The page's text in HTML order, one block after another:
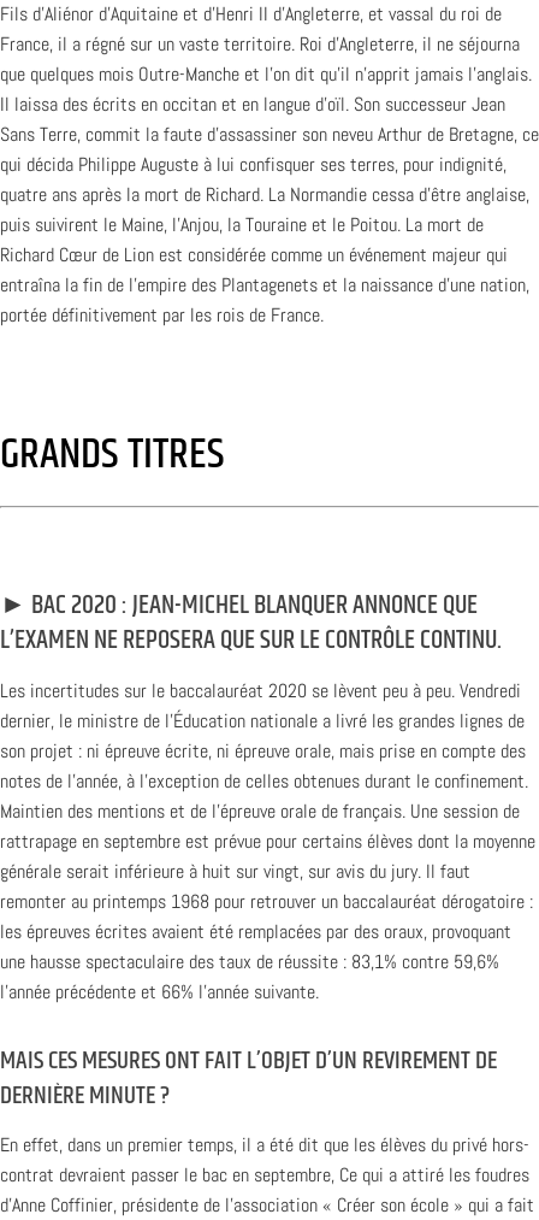
Fils d’Aliénor d’Aquitaine et d’Henri II d’Angleterre, et vassal du roi de
France, il a régné sur un vaste territoire. Roi d’Angleterre, il ne séjourna
que quelques mois Outre-Manche et l’on dit qu’il n’apprit jamais l’anglais.
Il laissa des écrits en occitan et en langue d’oïl. Son successeur Jean
Sans Terre, commit la faute d’assassiner son neveu Arthur de Bretagne, ce
qui décida Philippe Auguste à lui confisquer ses terres, pour indignité,
quatre ans après la mort de Richard. La Normandie cessa d’être anglaise,
puis suivirent le Maine, l’Anjou, la Touraine et le Poitou. La mort de
Richard Cœur de Lion est considérée comme un événement majeur qui
entraîna la fin de l’empire des Plantagenets et la naissance d’une nation,
portée définitivement par les rois de France.
GRANDS TITRES
► BAC 2020 : JEAN-MICHEL BLANQUER ANNONCE QUE
L’EXAMEN NE REPOSERA QUE SUR LE CONTRÔLE CONTINU.
Les incertitudes sur le baccalauréat 2020 se lèvent peu à peu. Vendredi
dernier, le ministre de l’Éducation nationale a livré les grandes lignes de
son projet : ni épreuve écrite, ni épreuve orale, mais prise en compte des
notes de l’année, à l’exception de celles obtenues durant le confinement.
Maintien des mentions et de l’épreuve orale de français. Une session de
rattrapage en septembre est prévue pour certains élèves dont la moyenne
générale serait inférieure à huit sur vingt, sur avis du jury. Il faut
remonter au printemps 1968 pour retrouver un baccalauréat dérogatoire :
les épreuves écrites avaient été remplacées par des oraux, provoquant
une hausse spectaculaire des taux de réussite : 83,1% contre 59,6%
l’année précédente et 66% l’année suivante.
MAIS CES MESURES ONT FAIT L’OBJET D’UN REVIREMENT DE
DERNIÈRE MINUTE ?
En effet, dans un premier temps, il a été dit que les élèves du privé hors-
contrat devraient passer le bac en septembre, Ce qui a attiré les foudres
d’Anne Coffinier, présidente de l’association « Créer son école » qui a fait